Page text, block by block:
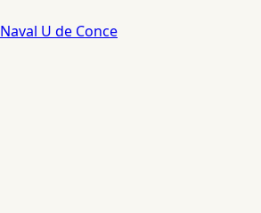
Naval U de Conce